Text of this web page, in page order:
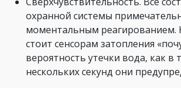
охранной системы
моментальным реагированием.
стоит сенсорам затопления
вероятность утечки вода, как в
нескольких секунд они